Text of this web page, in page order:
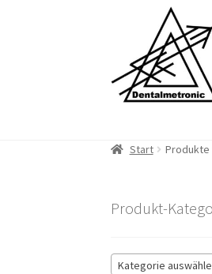
Navigation
springen
springen
Start
Produkte
Produkt-
Kategorie